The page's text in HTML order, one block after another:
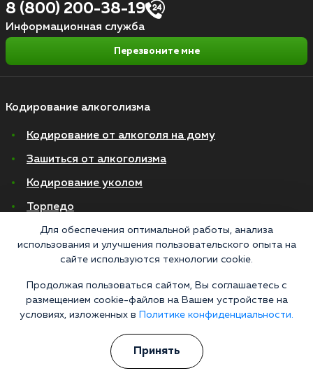
Кодирование алкоголизма
Кодирование от алкоголя на дому
Зашиться от алкоголизма
Кодирование уколом
Торпедо
Эспераль
Вивитрол
Вывод из запоя в стационаре
Нарколог на дом
Капельница от запоя на дому
8 (800) 200-38-19
Информационная служба
Перезвоните мне
Для обеспечения оптимальной работы, анализа
использования и улучшения пользовательского опыта на
сайте используются технологии cookie.
Продолжая пользоваться сайтом, Вы соглашаетесь с
размещением cookie-файлов на Вашем устройстве на
условиях, изложенных в
Политике конфиденциальности.
Принять